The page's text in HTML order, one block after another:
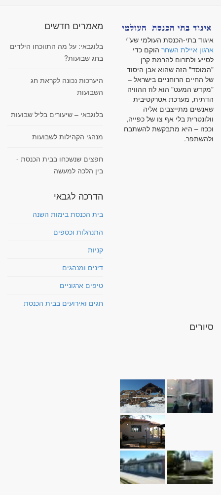
איגוד בתי-הכנסת העולמי שע"י
ארגון איילת השחר הוקם כדי
לסייע ולתרום להרמת קרן
"המוסד" הזה שהוא אבן היסוד
של החיים הרוחניים בישראל –
"מקדש המעט" הוא לוז ההוויה
הדתית, מערכת אטרקטיבית
שאנשים מתייצבים אליה
וולונטרית בלי אף צו של כפייה,
וככזו – היא מתבקשת להשתבח
ולהשתפר.
מאמרים חדשים
בלוגבאי: על מה התווכחו הילדים
בחג שבועות?
היערכות נכונה לקראת חג
השבועות
בלוגבאי – שיעורים בליל שבועות
מנהגי הקהילות לשבועות
חפצים שנשכחו בבית הכנסת -
בין הלכה למעשה
הדרכה לגבאי
בית הכנסת בימות השנה
התנהלות וכספים
קניות
דינים ומנהגים
טיפים ארגוניים
חגים ואירועים בבית הכנסת
סיורים